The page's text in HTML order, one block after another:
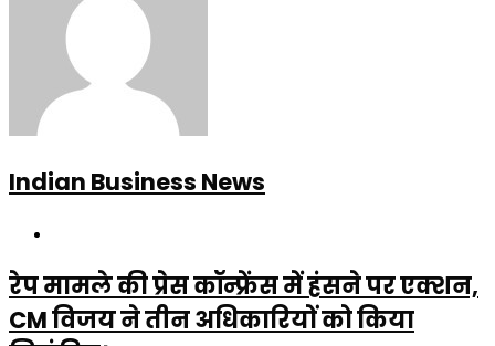
Indian Business News
रेप मामले की प्रेस कॉन्फ्रेंस में हंसने पर एक्शन,
CM विजय ने तीन अधिकारियों को किया